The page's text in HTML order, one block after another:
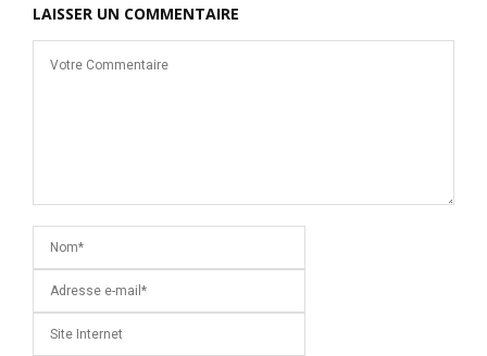
LAISSER UN COMMENTAIRE